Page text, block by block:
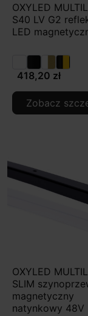
OXYLED
S40 LV G2
LED
418,20 zł
Zobacz
OXYLED
SLIM
magnetyczny
natynkowy 48V